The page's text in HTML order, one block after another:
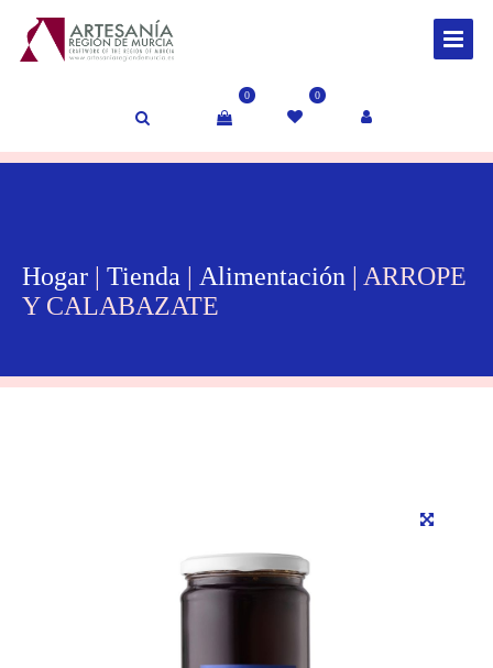
0 0
Hogar Tienda Alimentación | ARROPE
Y CALABAZATE